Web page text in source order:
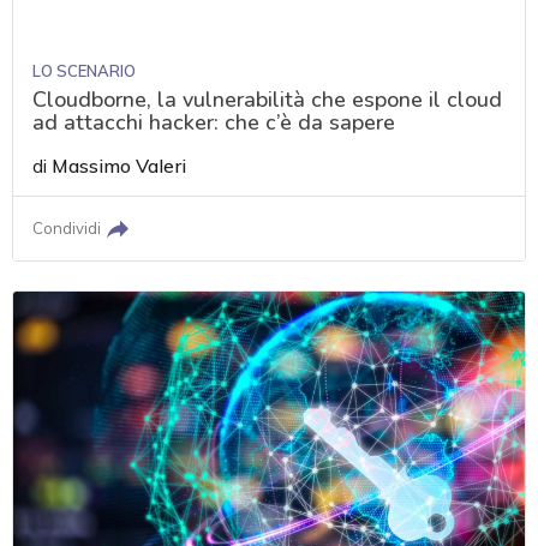
LO SCENARIO
Cloudborne, la vulnerabilità che espone il cloud
ad attacchi hacker: che c’è da sapere
di Massimo Valeri
Condividi